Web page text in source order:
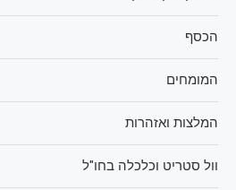
הכסף
המומחים
המלצות ואזהרות
וול סטריט וכלכלה בחו"ל